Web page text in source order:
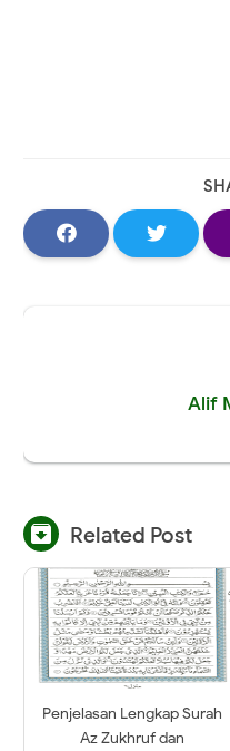
Alif
 Related Post
Penjelasan Lengkap Surah
Az Zukhruf dan